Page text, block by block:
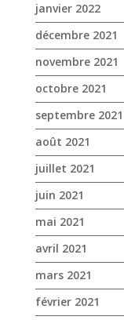
janvier 2022
décembre 2021
novembre 2021
octobre 2021
septembre 2021
août 2021
juillet 2021
juin 2021
mai 2021
avril 2021
mars 2021
février 2021